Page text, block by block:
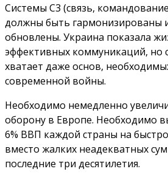
Системы C3 (связь,
должны быть гармонизированы
обновлены. Украина показала
эффективных коммуникаций, но
хватает даже основ,
современной войны.
Необходимо немедленно
оборону в Европе. Необходимо
6% ВВП каждой страны на
вместо жалких неадекватных
последние три десятилетия.